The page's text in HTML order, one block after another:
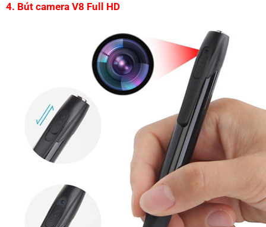
4. Bút camera V8 Full HD